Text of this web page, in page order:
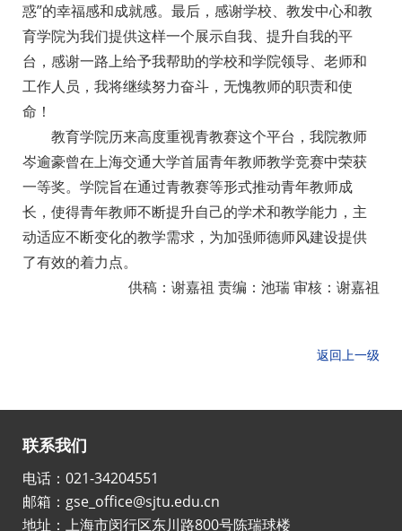
惑”的幸福感和成就感。最后，感谢学校、教发中心和教
育学院为我们提供这样一个展示自我、提升自我的平
台，感谢一路上给予我帮助的学校和学院领导、老师和
工作人员，我将继续努力奋斗，无愧教师的职责和使
命！
教育学院历来高度重视青教赛这个平台，我院教师
岑逾豪曾在上海交通大学首届青年教师教学竞赛中荣获
一等奖。学院旨在通过青教赛等形式推动青年教师成
长，使得青年教师不断提升自己的学术和教学能力，主
动适应不断变化的教学需求，为加强师德师风建设提供
了有效的着力点。
供稿：谢嘉祖 责编：池瑞 审核：谢嘉祖
返回上一级
联系我们
电话：021-34204551
邮箱：gse_office@sjtu.edu.cn
地址：上海市闵行区东川路800号陈瑞球楼